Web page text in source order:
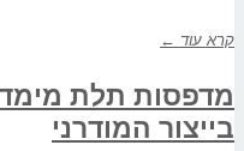
קרא עוד ←
מדפסות תלת
בייצור המודרני